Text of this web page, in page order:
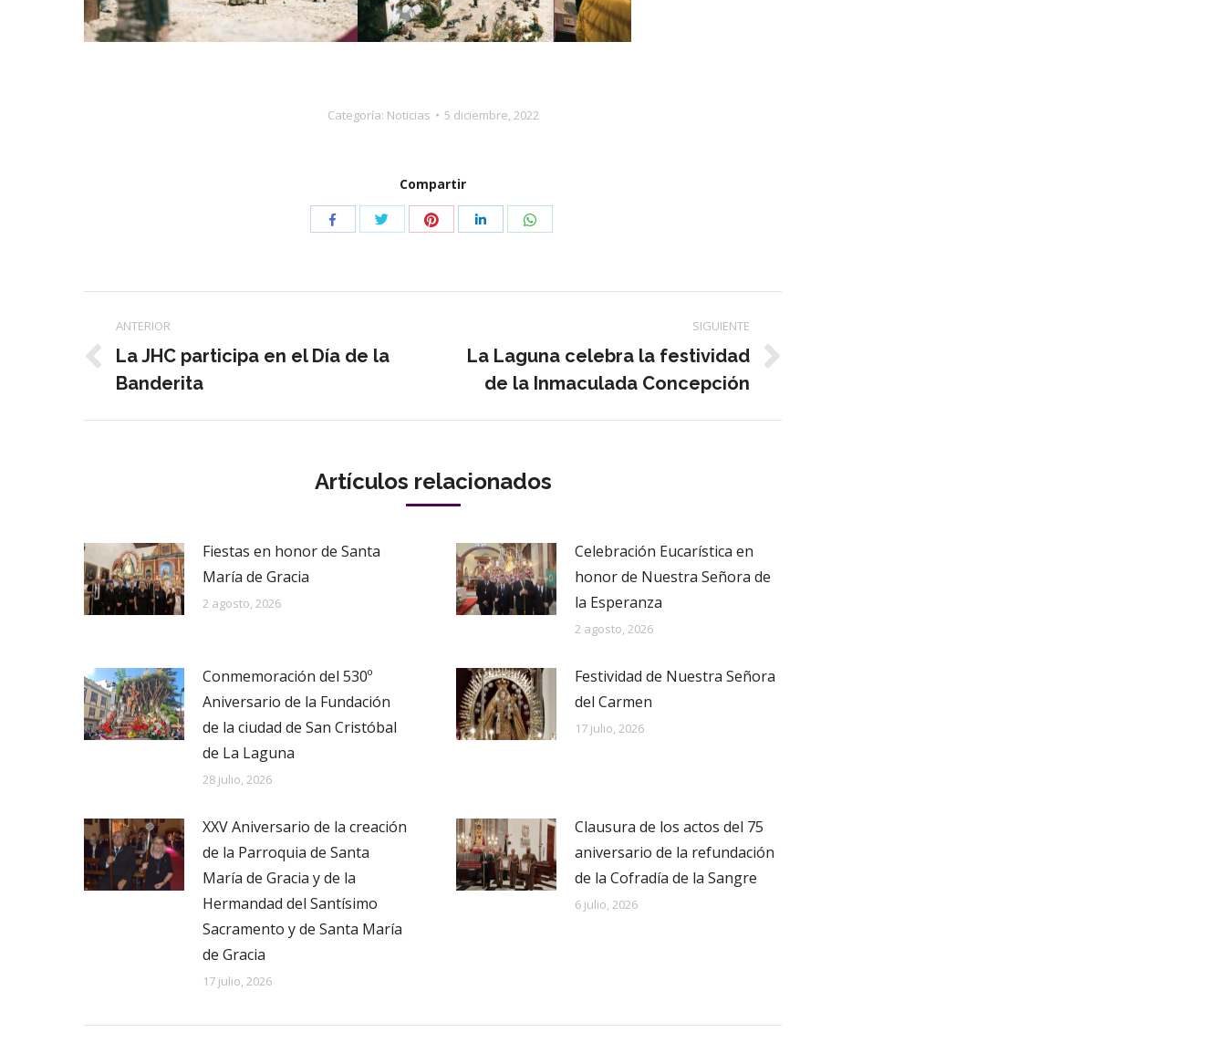
Categoría: Noticias 5 diciembre, 2022
Compartir
CompartirCompartirCompartirCompartirCompartir
Navegación
entre
publicaciones
ANTERIOR
Publicación
anterior:
La JHC participa en el Día de la
Banderita
SIGUIENTE
Publicación
siguiente:
La Laguna celebra la festividad
de la Inmaculada Concepción
Artículos relacionados
Fiestas en honor de Santa
María de Gracia
2 agosto, 2026
Celebración Eucarística en
honor de Nuestra Señora de
la Esperanza
2 agosto, 2026
Conmemoración del 530º
Aniversario de la Fundación
de la ciudad de San Cristóbal
de La Laguna
28 julio, 2026
Festividad de Nuestra Señora
del Carmen
17 julio, 2026
XXV Aniversario de la creación
de la Parroquia de Santa
María de Gracia y de la
Hermandad del Santísimo
Sacramento y de Santa María
de Gracia
17 julio, 2026
Clausura de los actos del 75
aniversario de la refundación
de la Cofradía de la Sangre
6 julio, 2026